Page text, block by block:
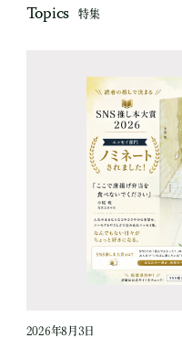
Topics 特集
2026年8月3日